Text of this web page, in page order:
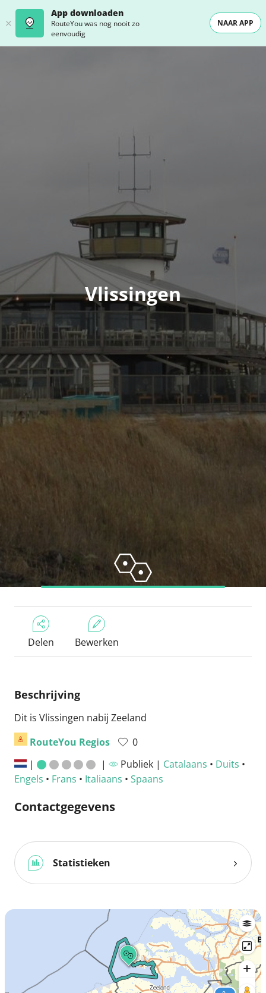
App downloaden
RouteYou was nog nooit zo
eenvoudig
NAAR APP
Vlissingen
Delen Bewerken
Beschrijving
Dit is Vlissingen nabij Zeeland
RouteYou Regios
0
|
| Publiek | Catalaans • Duits •
Engels • Frans • Italiaans • Spaans
Contactgegevens
Statistieken